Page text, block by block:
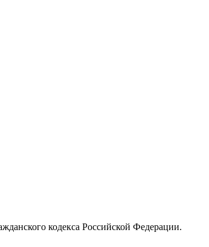
кодекса Российской Федерации.